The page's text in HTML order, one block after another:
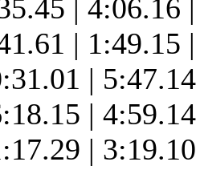
| 4:06.16
| 1:49.15
|
|
|